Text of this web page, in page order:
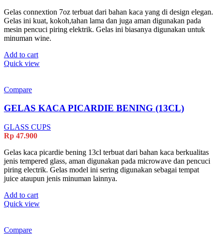
Gelas connextion 7oz terbuat dari bahan kaca yang di design elegan.
Gelas ini kuat, kokoh,tahan lama dan juga aman digunakan pada
mesin pencuci piring elektrik. Gelas ini biasanya digunakan untuk
minuman wine.
Add to cart
Quick view
Compare
GELAS KACA PICARDIE BENING (13CL)
GLASS CUPS
Rp 47.900
Gelas kaca picardie bening 13cl terbuat dari bahan kaca berkualitas
jenis tempered glass, aman digunakan pada microwave dan pencuci
piring electrik. Gelas model ini sering digunakan sebagai tempat
juice ataupun jenis minuman lainnya.
Add to cart
Quick view
Compare